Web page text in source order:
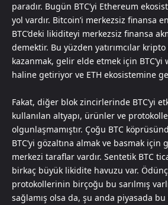
paradır. Bugün BTC’yi Ethereum
yol vardır. Bitcoin’i merkezsiz finansa
BTC’deki likiditeyi merkezsiz finansa
demektir. Bu yüzden yatırımcılar
kazanmak, gelir elde etmek için BTC’yi
haline getiriyor ve ETH ekosistemine
Fakat, diğer blok zincirlerinde BTC’yi
kullanılan altyapı, ürünler ve
olgunlaşmamıştır. Çoğu BTC
BTC’yi gözaltına almak ve basmak
merkezi taraflar vardır. Sentetik BTC
birkaç büyük likidite havuzu var.
protokollerinin birçoğu bu sarılmış
sağlamış olsa da, şu anda piyasada